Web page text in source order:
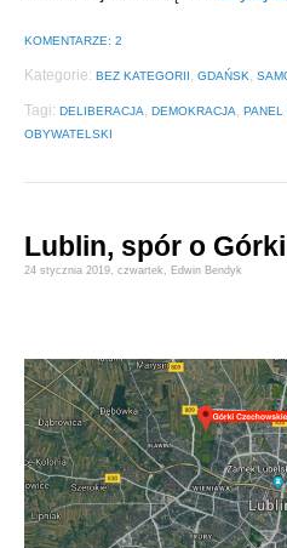
KOMENTARZE: 2
Kategorie: BEZ KATEGORII, GDAŃSK,
Tagi: DELIBERACJA, DEMOKRACJA, PANEL
OBYWATELSKI
Lublin, spór o
24 stycznia 2019, czwartek , Edwin Bendyk